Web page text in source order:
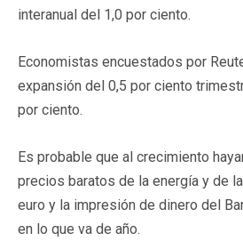
interanual del 1,0 por ciento.
Economistas encuestados por
expansión del 0,5 por ciento
por ciento.
Es probable que al crecimiento
precios baratos de la energía y de
euro y la impresión de dinero del
en lo que va de año.